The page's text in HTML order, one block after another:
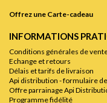
Offrez une Carte-cadeau
INFORMATIONS
Conditions générales de
Echange et retours
Délais et tarifs de livraison
Api distribution - formulaire
Offre parrainage Api
Programme fidélité